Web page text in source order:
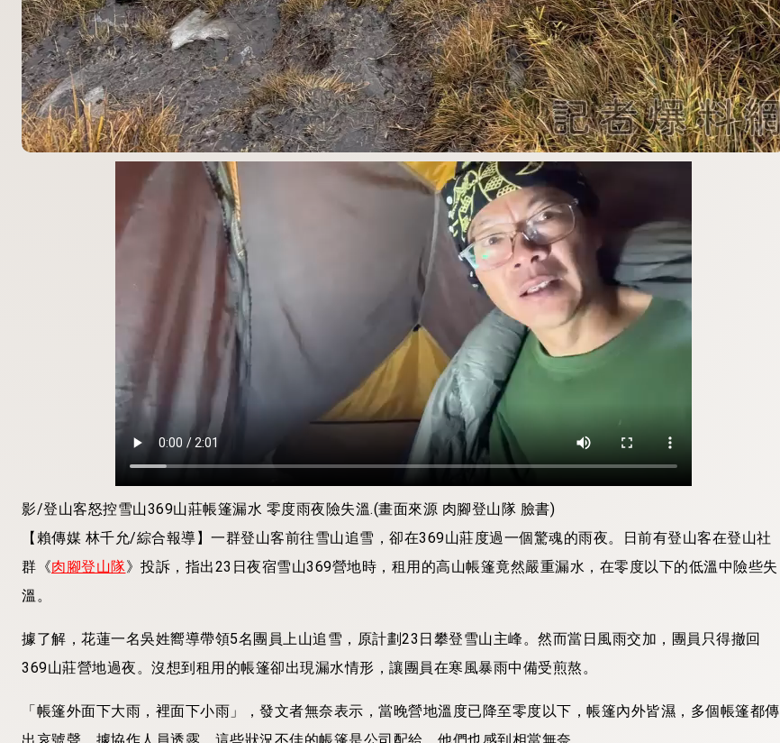
影/登山客怒控雪山369山莊帳篷漏水 零度雨夜險失溫.(畫面來源 肉腳登山隊 臉書)
【賴傳媒 林千允/綜合報導】一群登山客前往雪山追雪，卻在369山莊度過一個驚魂的雨夜。日前有登山客在登山社
群《肉腳登山隊》投訴，指出23日夜宿雪山369營地時，租用的高山帳篷竟然嚴重漏水，在零度以下的低溫中險些失
溫。
據了解，花蓮一名吳姓嚮導帶領5名團員上山追雪，原計劃23日攀登雪山主峰。然而當日風雨交加，團員只得撤回
369山莊營地過夜。沒想到租用的帳篷卻出現漏水情形，讓團員在寒風暴雨中備受煎熬。
「帳篷外面下大雨，裡面下小雨」，發文者無奈表示，當晚營地溫度已降至零度以下，帳篷內外皆濕，多個帳篷都傳